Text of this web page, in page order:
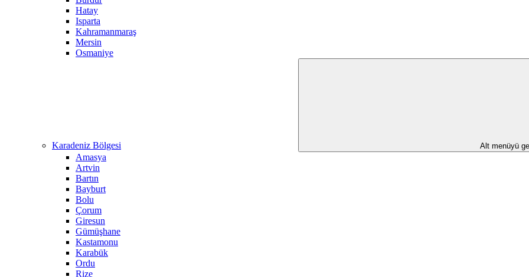
Hatay
Isparta
Kahramanmaraş
Mersin
Osmaniye
Karadeniz Bölgesi Alt menüyü
Amasya
Artvin
Bartın
Bayburt
Bolu
Çorum
Giresun
Gümüşhane
Kastamonu
Karabük
Ordu
Rize